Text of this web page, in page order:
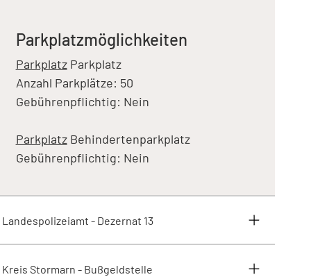
Parkplatzmöglichkeiten
ParkplatzParkplatz
Anzahl Parkplätze: 50
Gebührenpflichtig: Nein
ParkplatzBehindertenparkplatz
Gebührenpflichtig: Nein
Landespolizeiamt - Dezernat 13
Kreis Stormarn - Bußgeldstelle